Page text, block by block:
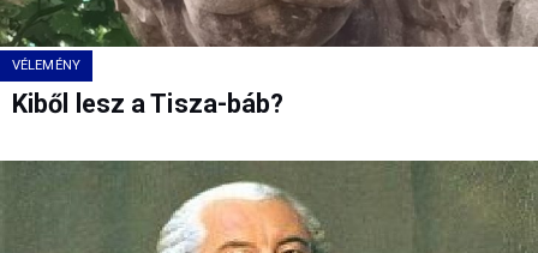
VÉLEMÉNY
Kiből lesz a Tisza-báb?